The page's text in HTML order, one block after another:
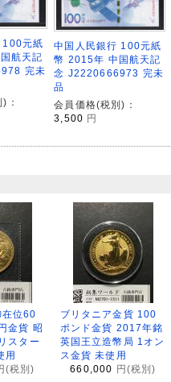
100元紙
航天記
完未
：
中国人民銀行 100元紙
幣 2015年 中国航天記
念 J2220666973 完未
品
会員価格(税別)：
3,500 円
在位60
金貨 昭
スター
用
(税別)
ブリタニア金貨 100
ポンド金貨 2017年銘
英国王立造幣局 1オン
ス金貨 未使用
660,000
円(税別)